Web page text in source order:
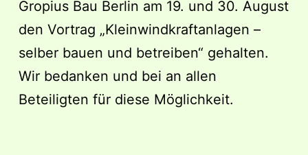
Gropius Bau Berlin am 19. und 30. August
den Vortrag „Kleinwindkraftanlagen –
selber bauen und betreiben“ gehalten.
Wir bedanken und bei an allen
Beteiligten für diese Möglichkeit.